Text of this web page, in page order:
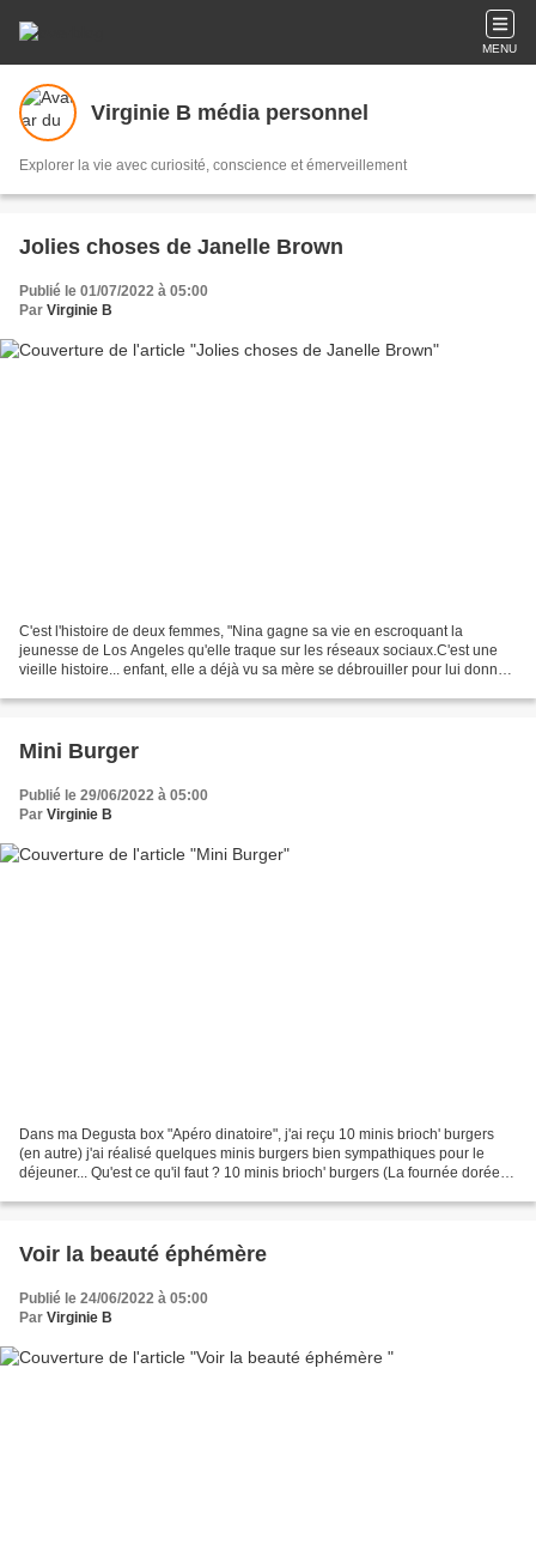
MENU
Virginie B média personnel
Explorer la vie avec curiosité, conscience et émerveillement
Jolies choses de Janelle Brown
Publié le 01/07/2022 à 05:00
Par Virginie B
C'est l'histoire de deux femmes, "Nina gagne sa vie en escroquant la
jeunesse de Los Angeles qu'elle traque sur les réseaux sociaux.C'est une
vieille histoire... enfant, elle a déjà vu sa mère se débrouiller pour lui donner
Mini Burger
Publié le 29/06/2022 à 05:00
Par Virginie B
Dans ma Degusta box "Apéro dinatoire", j'ai reçu 10 minis brioch' burgers
(en autre) j'ai réalisé quelques minis burgers bien sympathiques pour le
déjeuner... Qu'est ce qu'il faut ? 10 minis brioch' burgers (La fournée dorée) /
Voir la beauté éphémère
Publié le 24/06/2022 à 05:00
Par Virginie B